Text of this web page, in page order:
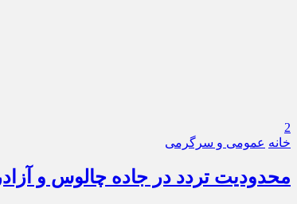
2
خانه عمومی و سرگرمی
محدودیت تردد در جاده چالوس و